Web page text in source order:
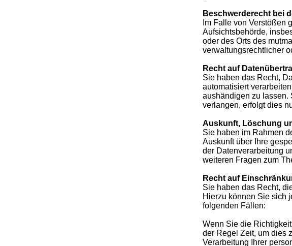
Beschwerderecht bei
Im Falle von Verstößen
Aufsichtsbehörde,
oder des Orts des
verwaltungsrechtlicher
Recht auf
Sie haben das Recht,
automatisiert
aushändigen zu lassen.
verlangen, erfolgt dies
Auskunft, Löschung
Sie haben im Rahmen
Auskunft über Ihre
der Datenverarbeitung
weiteren Fragen zum
Recht auf
Sie haben das Recht,
Hierzu können Sie sich
folgenden Fällen:
Wenn Sie die
der Regel Zeit, um dies
Verarbeitung Ihrer